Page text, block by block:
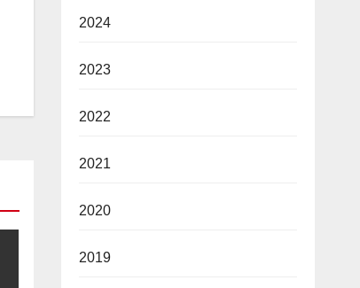
2024
2023
2022
2021
2020
2019